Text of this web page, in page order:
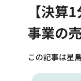
【決
事業の
この記事は星